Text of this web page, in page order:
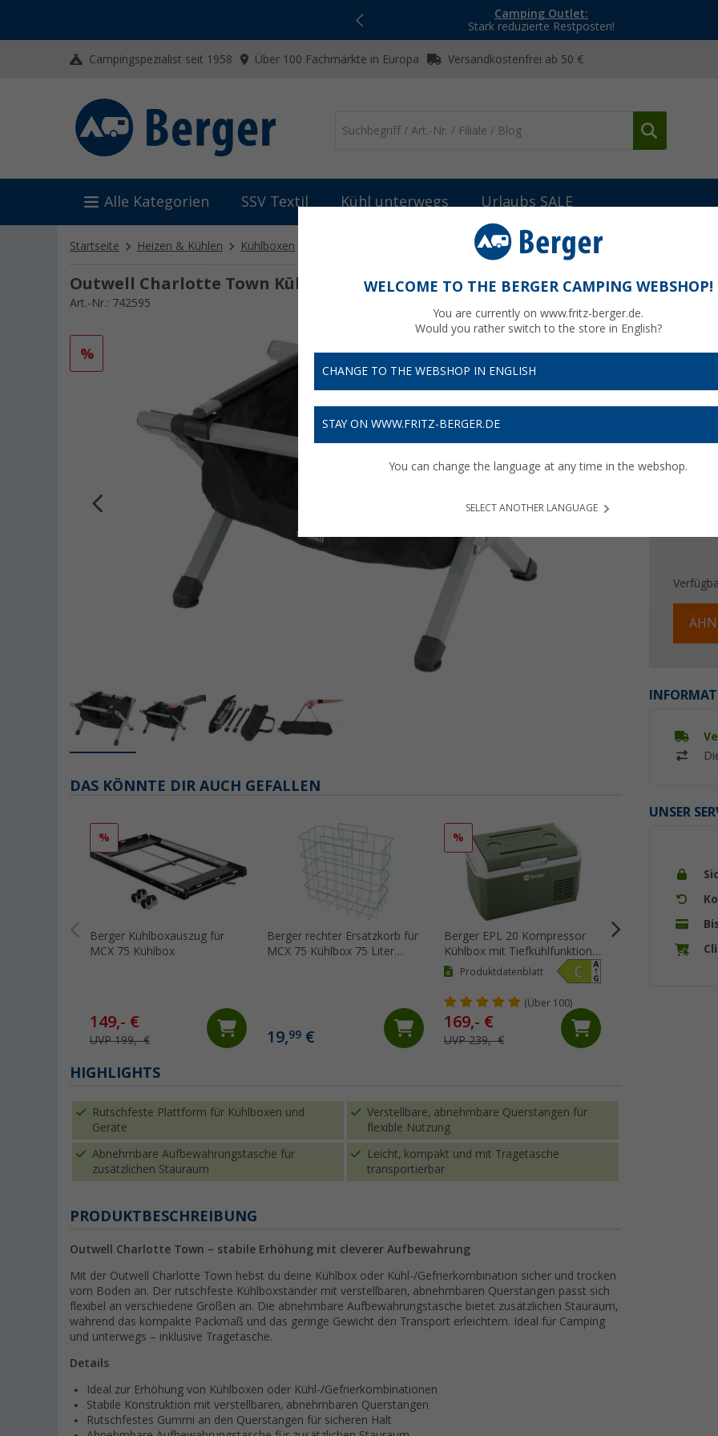
Camping Outlet:
Stark reduzierte Restposten!
Campingspezialist seit 1958 Über 100 Fachmärkte in Europa Versandkostenfrei ab 50 €
Alle Kategorien SSV Textil Kühl unterwegs Urlaubs SALE
Startseite Heizen & Kühlen Kühlboxen Outwell Charlotte Town Kühlboxständer mit
Outwell Charlotte Town Kühlboxständer mit Aufbewahrungstasche schwarz
Art.-Nr.: 742595
% UVP
Preise inkl.
UNSER
DAS KÖNNTE DIR AUCH GEFALLEN
%
Berger Kühlboxauszug für
MCX 75 Kühlbox
149,- €
UVP 199,- €
Berger rechter Ersatzkorb für
MCX 75 Kühlbox 75 Liter
19,99 €
%
Berger EPL 20 Kompressor
Kühlbox mit Tiefkühlfunktion
12V 24V 230V 20 Liter
Produktdatenblatt
(Über 100)
169,- €
UVP 239,- €
HIGHLIGHTS
Rutschfeste Plattform für Kühlboxen und
Geräte
Verstellbare, abnehmbare Querstangen für
flexible Nutzung
Abnehmbare Aufbewahrungstasche für
zusätzlichen Stauraum
Leicht, kompakt und mit Tragetasche
transportierbar
PRODUKTBESCHREIBUNG
Outwell Charlotte Town – stabile Erhöhung mit cleverer Aufbewahrung
Mit der Outwell Charlotte Town hebst du deine Kühlbox oder Kühl-/Gefrierkombination sicher und trocken
vom Boden an. Der rutschfeste Kühlboxständer mit verstellbaren, abnehmbaren Querstangen passt sich
flexibel an verschiedene Größen an. Die abnehmbare Aufbewahrungstasche bietet zusätzlichen Stauraum,
während das kompakte Packmaß und das geringe Gewicht den Transport erleichtern. Ideal für Camping
und unterwegs – inklusive Tragetasche.
Details
Ideal zur Erhöhung von Kühlboxen oder Kühl-/Gefrierkombinationen
Stabile Konstruktion mit verstellbaren, abnehmbaren Querstangen
Rutschfestes Gummi an den Querstangen für sicheren Halt
WELCOME TO THE BERGER CAMPING WEBSHOP!
You are currently on www.fritz-berger.de.
Would you rather switch to the store in English?
CHANGE TO THE WEBSHOP IN ENGLISH
STAY ON WWW.FRITZ-BERGER.DE
You can change the language at any time in the webshop.
SELECT ANOTHER LANGUAGE